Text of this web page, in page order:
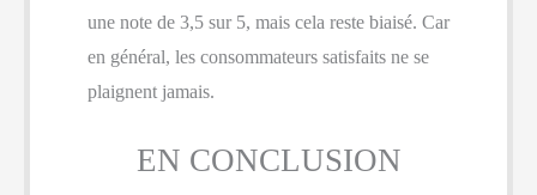
une note de 3,5 sur 5, mais cela reste biaisé. Car
en général, les consommateurs satisfaits ne se
plaignent jamais.
EN CONCLUSION